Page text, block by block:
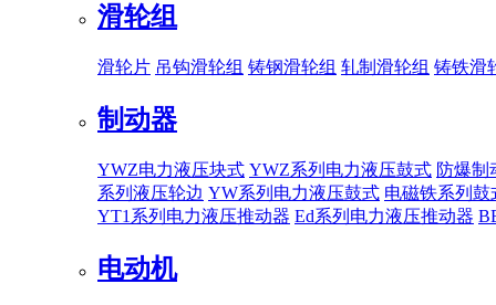
滑轮组
滑轮片 吊钩滑轮组 铸钢滑轮组 轧制滑轮组 铸铁滑
制动器
YWZ电力液压块式 YWZ系列电力液压鼓式 防爆制
系列液压轮边 YW系列电力液压鼓式 电磁铁系列鼓
YT1系列电力液压推动器 Ed系列电力液压推动器
电动机